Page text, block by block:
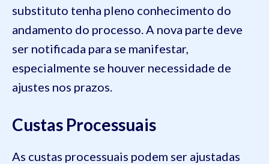
substituto tenha pleno conhecimento do
andamento do processo. A nova parte deve
ser notificada para se manifestar,
especialmente se houver necessidade de
ajustes nos prazos.
Custas Processuais
As custas processuais podem ser ajustadas